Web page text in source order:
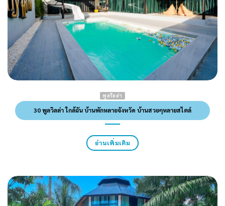
พูลวิลล่า
30 พูลวิลล่า ใกล้ฉัน บ้านพักหลายจังหวัด บ้านสวยๆหลายสไตล์
อ่านเพิ่มเติม